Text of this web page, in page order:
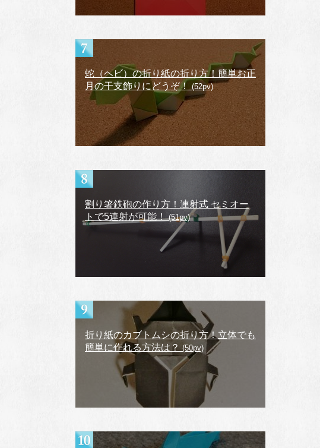
蛇（ヘビ）の折り紙の折り方！簡単お正
月の干支飾りにどうぞ！ (52pv)
割り箸鉄砲の作り方！連射式 セミオー
トで5連射が可能！(51pv)
折り紙のカブトムシの折り方！立体でも
簡単に作れる方法は？ (50pv)